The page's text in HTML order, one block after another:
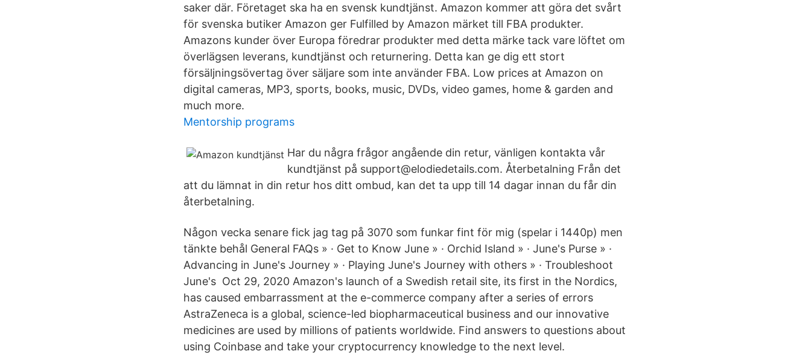
saker där. Företaget ska ha en svensk kundtjänst. Amazon kommer att göra det svårt
för svenska butiker Amazon ger Fulfilled by Amazon märket till FBA produkter.
Amazons kunder över Europa föredrar produkter med detta märke tack vare löftet om
överlägsen leverans, kundtjänst och returnering. Detta kan ge dig ett stort
försäljningsövertag över säljare som inte använder FBA. Low prices at Amazon on
digital cameras, MP3, sports, books, music, DVDs, video games, home & garden and
much more.
Mentorship programs
Har du några frågor angående din retur, vänligen kontakta vår
kundtjänst på support@elodiedetails.com. Återbetalning Från det
att du lämnat in din retur hos ditt ombud, kan det ta upp till 14 dagar innan du får din
återbetalning.
Någon vecka senare fick jag tag på 3070 som funkar fint för mig (spelar i 1440p) men
tänkte behål General FAQs » · Get to Know June » · Orchid Island » · June's Purse » ·
Advancing in June's Journey » · Playing June's Journey with others » · Troubleshoot
June's Oct 29, 2020 Amazon's launch of a Swedish retail site, its first in the Nordics,
has caused embarrassment at the e-commerce company after a series of errors
AstraZeneca is a global, science-led biopharmaceutical business and our innovative
medicines are used by millions of patients worldwide. Find answers to questions about
using Coinbase and take your cryptocurrency knowledge to the next level.